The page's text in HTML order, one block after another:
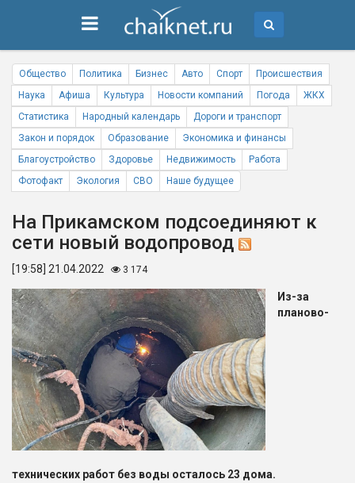
Общество Политика Бизнес Авто Спорт
Происшествия
Наука
Афиша Культура Новости компаний Погода
ЖКХ
Статистика
Народный календарь
Дороги и транспорт
Закон и порядок
Образование
Экономика и финансы
Благоустройство
Здоровье Недвижимость
Работа
Фотофакт
Экология СВО Наше будущее
На Прикамском подсоединяют к
сети новый водопровод
[19:58] 21.04.2022 3 174
Из-за
планово-
технических работ без воды осталось 23 дома.